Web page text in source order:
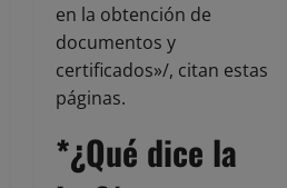
en la obtención de
documentos y
certificados»/, citan estas
páginas.
*¿Qué dice la